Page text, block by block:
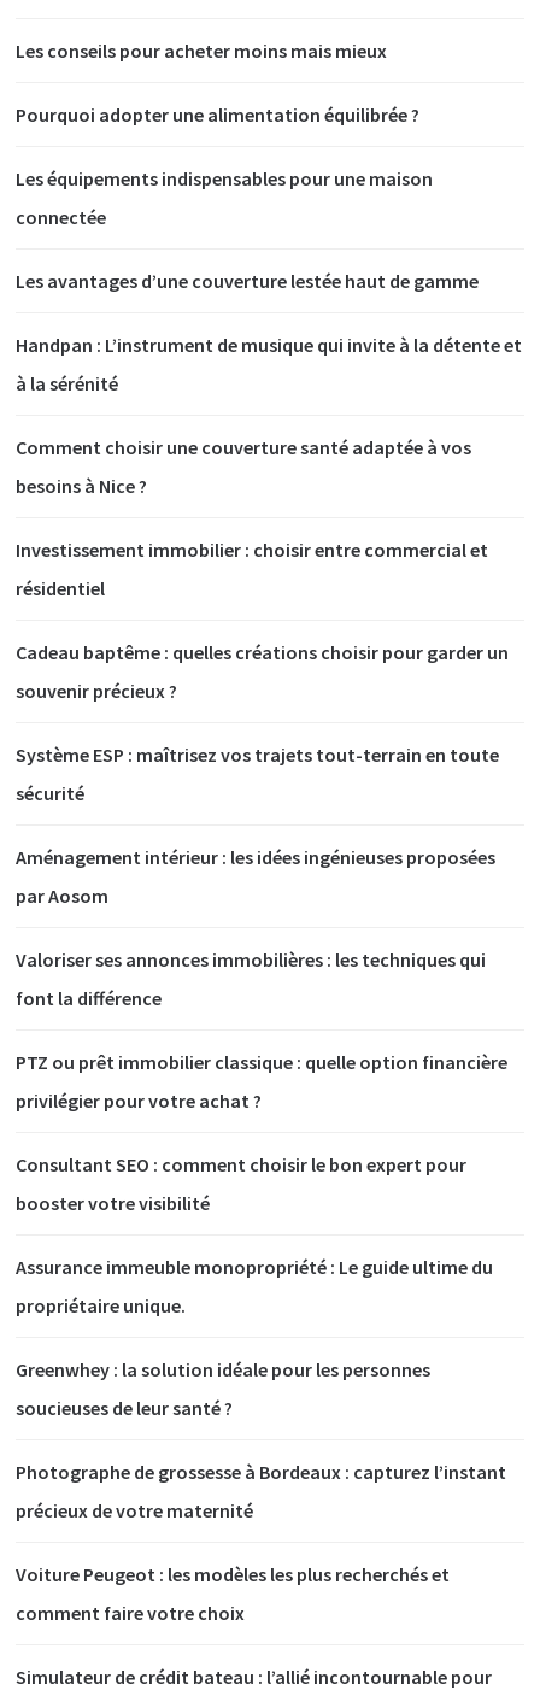
Les conseils pour acheter moins mais mieux
Pourquoi adopter une alimentation équilibrée ?
Les équipements indispensables pour une maison
connectée
Les avantages d’une couverture lestée haut de gamme
Handpan : L’instrument de musique qui invite à la détente et
à la sérénité
Comment choisir une couverture santé adaptée à vos
besoins à Nice ?
Investissement immobilier : choisir entre commercial et
résidentiel
Cadeau baptême : quelles créations choisir pour garder un
souvenir précieux ?
Système ESP : maîtrisez vos trajets tout-terrain en toute
sécurité
Aménagement intérieur : les idées ingénieuses proposées
par Aosom
Valoriser ses annonces immobilières : les techniques qui
font la différence
PTZ ou prêt immobilier classique : quelle option financière
privilégier pour votre achat ?
Consultant SEO : comment choisir le bon expert pour
booster votre visibilité
Assurance immeuble monopropriété : Le guide ultime du
propriétaire unique.
Greenwhey : la solution idéale pour les personnes
soucieuses de leur santé ?
Photographe de grossesse à Bordeaux : capturez l’instant
précieux de votre maternité
Voiture Peugeot : les modèles les plus recherchés et
comment faire votre choix
Simulateur de crédit bateau : l’allié incontournable pour